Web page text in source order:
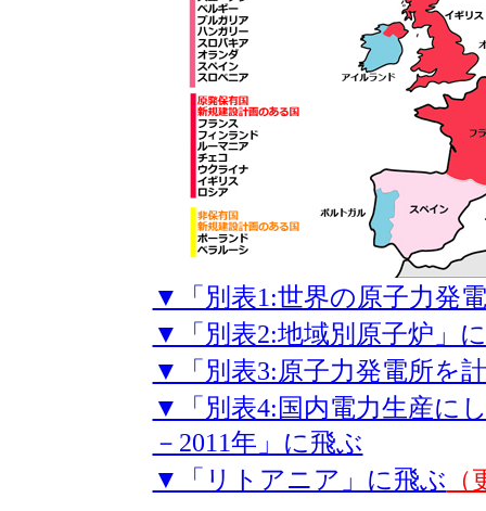
▼「別表1:世界の原子力発
▼「別表2:地域別原子炉」
▼「別表3:原子力発電所を
▼「別表4:国内電力生産に
－2011年」に飛ぶ
▼「リトアニア」に飛ぶ